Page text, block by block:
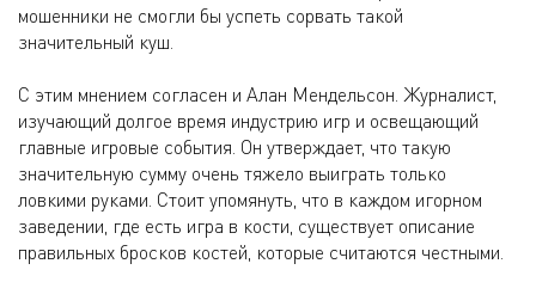
мошенники не смогли бы успеть сорвать такой
значительный куш.
С этим мнением согласен и Алан Мендельсон. Журналист,
изучающий долгое время индустрию игр и освещающий
главные игровые события. Он утверждает, что такую
значительную сумму очень тяжело выиграть только
ловкими руками. Стоит упомянуть, что в каждом игорном
заведении, где есть игра в кости, существует описание
правильных бросков костей, которые считаются честными.